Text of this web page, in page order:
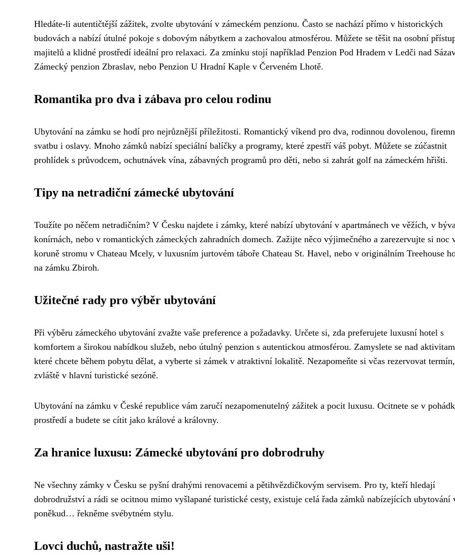
Hledáte-li autentičtější zážitek, zvolte ubytování v zámeckém penzionu. Často se nachází přímo v historických
budovách a nabízí útulné pokoje s dobovým nábytkem a zachovalou atmosférou. Můžete se těšit na osobní
majitelů a klidné prostředí ideální pro relaxaci. Za zmínku stojí například Penzion Pod Hradem v Ledči nad
Zámecký penzion Zbraslav, nebo Penzion U Hradní Kaple v Červeném Lhotě.
Romantika pro dva i zábava pro celou rodinu
Ubytování na zámku se hodí pro nejrůznější příležitosti. Romantický víkend pro dva, rodinnou dovolenou,
svatbu i oslavy. Mnoho zámků nabízí speciální balíčky a programy, které zpestří váš pobyt. Můžete se zúčastnit
prohlídek s průvodcem, ochutnávek vína, zábavných programů pro děti, nebo si zahrát golf na zámeckém hřišti.
Tipy na netradiční zámecké ubytování
Toužíte po něčem netradičním? V Česku najdete i zámky, které nabízí ubytování v apartmánech ve věžích, v
konírnách, nebo v romantických zámeckých zahradních domech. Zažijte něco výjimečného a zarezervujte si noc
koruně stromu v Chateau Mcely, v luxusním jurtovém táboře Chateau St. Havel, nebo v originálním Treehouse
na zámku Zbiroh.
Užitečné rady pro výběr ubytování
Při výběru zámeckého ubytování zvažte vaše preference a požadavky. Určete si, zda preferujete luxusní hotel s
komfortem a širokou nabídkou služeb, nebo útulný penzion s autentickou atmosférou. Zamyslete se nad
které chcete během pobytu dělat, a vyberte si zámek v atraktivní lokalitě. Nezapomeňte si včas rezervovat termín,
zvláště v hlavní turistické sezóně.
Ubytování na zámku v České republice vám zaručí nezapomenutelný zážitek a pocit luxusu. Ocitnete se v
prostředí a budete se cítit jako králové a královny.
Za hranice luxusu: Zámecké ubytování pro dobrodruhy
Ne všechny zámky v Česku se pyšní drahými renovacemi a pětihvězdičkovým servisem. Pro ty, kteří hledají
dobrodružství a rádi se ocitnou mimo vyšlapané turistické cesty, existuje celá řada zámků nabízejících ubytování
poněkud… řekněme svébytném stylu.
Lovci duchů, nastražte uši!